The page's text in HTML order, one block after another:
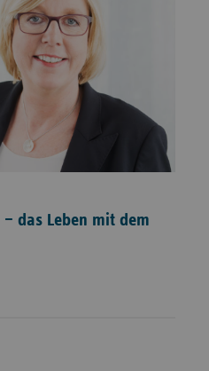
das Leben mit dem